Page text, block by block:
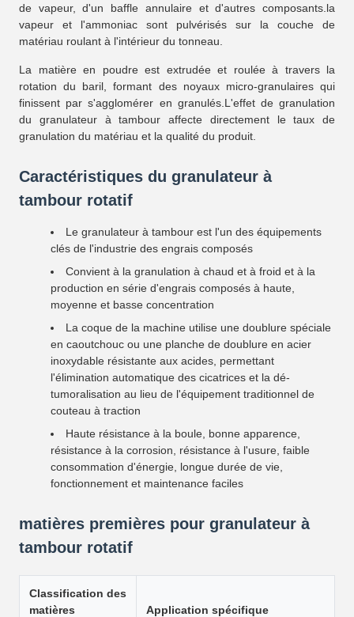
de vapeur, d'un baffle annulaire et d'autres composants.la
vapeur et l'ammoniac sont pulvérisés sur la couche de
matériau roulant à l'intérieur du tonneau.
La matière en poudre est extrudée et roulée à travers la
rotation du baril, formant des noyaux micro-granulaires qui
finissent par s'agglomérer en granulés.L'effet de granulation
du granulateur à tambour affecte directement le taux de
granulation du matériau et la qualité du produit.
Caractéristiques du granulateur à
tambour rotatif
Le granulateur à tambour est l'un des équipements
clés de l'industrie des engrais composés
Convient à la granulation à chaud et à froid et à la
production en série d'engrais composés à haute,
moyenne et basse concentration
La coque de la machine utilise une doublure spéciale
en caoutchouc ou une planche de doublure en acier
inoxydable résistante aux acides, permettant
l'élimination automatique des cicatrices et la dé-
tumoralisation au lieu de l'équipement traditionnel de
couteau à traction
Haute résistance à la boule, bonne apparence,
résistance à la corrosion, résistance à l'usure, faible
consommation d'énergie, longue durée de vie,
fonctionnement et maintenance faciles
matières premières pour granulateur à
tambour rotatif
Classification des
matières
Application spécifique